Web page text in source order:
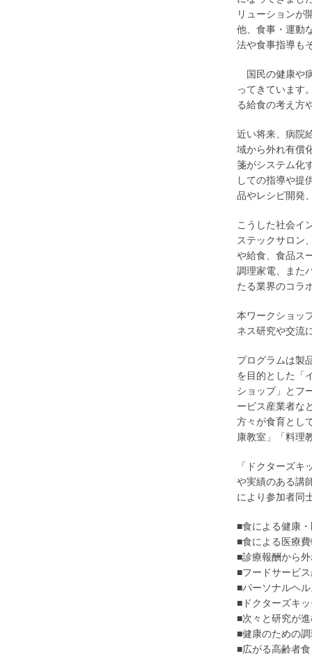
リューションが
他、食事・運動
法や食事指導も
国民の健康や
ってきています
る給食の考え方
近い将来、病院
域から外れ有償
箋がシステム化
しての指導や提
品やレシピ開発
こうした社会イ
ステックサロン
や給食、食品ス
調理家電、また
たる業界のコラ
本ワークショッ
ネス研究や交流
プログラムは製
を目的とした「
ショップ」とフ
ービス産業者な
方々が食育とし
康教室」「料理
「ドクターズ
や実績のある講
により参加者同
■食による健康
■食による医療
■診療報酬から
■フードサービ
■パーソナルヘ
■ドクターズキ
■次々と研究が
■健康のための
■広がる高齢者